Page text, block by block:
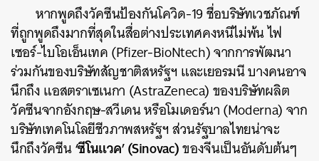
หากพูดถึงวัคซีนป้องกันโควิด-19 ชื่อบริษัทเวชภัณฑ์
ที่ถูกพูดถึงมากที่สุดในสื่อต่างประเทศคงหนีไม่พ้น ไฟ
เซอร์-ไบโอเอ็นเทค (Pfizer-BioNtech) จากการพัฒนา
ร่วมกันของบริษัทสัญชาติสหรัฐฯ และเยอรมนี บางคนอาจ
นึกถึง แอสตราเซเนกา (AstraZeneca) ของบริษัทผลิต
วัคซีนจากอังกฤษ-สวีเดน หรือโมเดอร์นา (Moderna) จาก
บริษัทเทคโนโลยีชีวภาพสหรัฐฯ ส่วนรัฐบาลไทยน่าจะ
นึกถึงวัคซีน‘ซีโนแวค’ (Sinovac)ของจีนเป็นอันดับต้นๆ